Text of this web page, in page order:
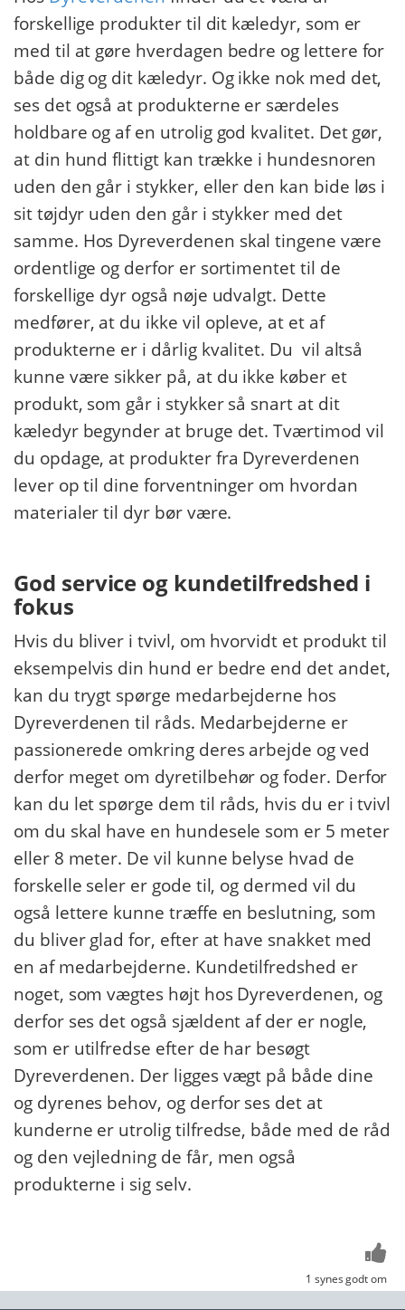
forskellige produkter til dit kæledyr, som er
med til at gøre hverdagen bedre og lettere for
både dig og dit kæledyr. Og ikke nok med det,
ses det også at produkterne er særdeles
holdbare og af en utrolig god kvalitet. Det gør,
at din hund flittigt kan trække i hundesnoren
uden den går i stykker, eller den kan bide løs i
sit tøjdyr uden den går i stykker med det
samme. Hos Dyreverdenen skal tingene være
ordentlige og derfor er sortimentet til de
forskellige dyr også nøje udvalgt. Dette
medfører, at du ikke vil opleve, at et af
produkterne er i dårlig kvalitet. Du vil altså
kunne være sikker på, at du ikke køber et
produkt, som går i stykker så snart at dit
kæledyr begynder at bruge det. Tværtimod vil
du opdage, at produkter fra Dyreverdenen
lever op til dine forventninger om hvordan
materialer til dyr bør være.
God service og kundetilfredshed i
fokus
Hvis du bliver i tvivl, om hvorvidt et produkt til
eksempelvis din hund er bedre end det andet,
kan du trygt spørge medarbejderne hos
Dyreverdenen til råds. Medarbejderne er
passionerede omkring deres arbejde og ved
derfor meget om dyretilbehør og foder. Derfor
kan du let spørge dem til råds, hvis du er i tvivl
om du skal have en hundesele som er 5 meter
eller 8 meter. De vil kunne belyse hvad de
forskelle seler er gode til, og dermed vil du
også lettere kunne træffe en beslutning, som
du bliver glad for, efter at have snakket med
en af medarbejderne. Kundetilfredshed er
noget, som vægtes højt hos Dyreverdenen, og
derfor ses det også sjældent af der er nogle,
som er utilfredse efter de har besøgt
Dyreverdenen. Der ligges vægt på både dine
og dyrenes behov, og derfor ses det at
kunderne er utrolig tilfredse, både med de råd
og den vejledning de får, men også
produkterne i sig selv.
1 synes godt om